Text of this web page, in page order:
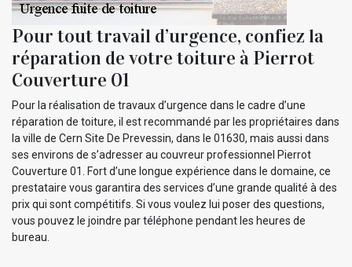
Pour tout travail d’urgence, confiez la
réparation de votre toiture à Pierrot
Couverture 01
Pour la réalisation de travaux d’urgence dans le cadre d’une
réparation de toiture, il est recommandé par les propriétaires dans
la ville de Cern Site De Prevessin, dans le 01630, mais aussi dans
ses environs de s’adresser au couvreur professionnel Pierrot
Couverture 01. Fort d’une longue expérience dans le domaine, ce
prestataire vous garantira des services d’une grande qualité à des
prix qui sont compétitifs. Si vous voulez lui poser des questions,
vous pouvez le joindre par téléphone pendant les heures de
bureau.